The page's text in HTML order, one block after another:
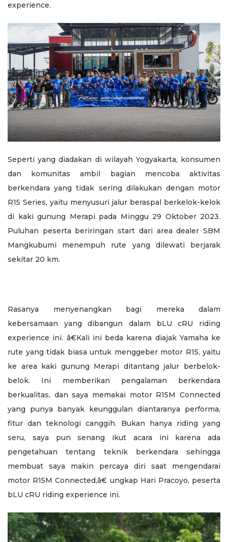
experience.
Seperti yang diadakan di wilayah Yogyakarta, konsumen
dan komunitas ambil bagian mencoba aktivitas
berkendara yang tidak sering dilakukan dengan motor
R15 Series, yaitu menyusuri jalur beraspal berkelok-kelok
di kaki gunung Merapi pada Minggu 29 Oktober 2023.
Puluhan peserta beriringan start dari area dealer SBM
Mangkubumi menempuh rute yang dilewati berjarak
sekitar 20 km.
Rasanya menyenangkan bagi mereka dalam
kebersamaan yang dibangun dalam bLU cRU riding
experience ini. â€Kali ini beda karena diajak Yamaha ke
rute yang tidak biasa untuk menggeber motor R15, yaitu
ke area kaki gunung Merapi ditantang jalur berbelok-
belok. Ini memberikan pengalaman berkendara
berkualitas, dan saya memakai motor R15M Connected
yang punya banyak keunggulan diantaranya performa,
fitur dan teknologi canggih. Bukan hanya riding yang
seru, saya pun senang ikut acara ini karena ada
pengetahuan tentang teknik berkendara sehingga
membuat saya makin percaya diri saat mengendarai
motor R15M Connected,â€ ungkap Hari Pracoyo, peserta
bLU cRU riding experience ini.